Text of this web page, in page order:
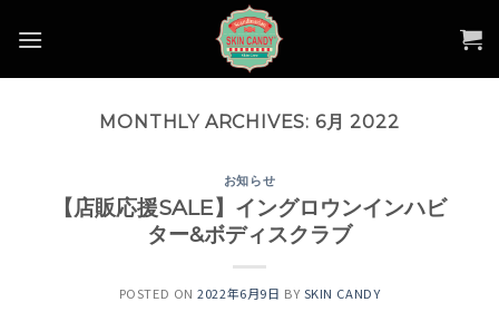
MONTHLY ARCHIVES: 6月 2022
お知らせ
【店販応援SALE】イングロウンインハビ
ター&ボディスクラブ
POSTED ON2022年6月9日 BY SKIN CANDY